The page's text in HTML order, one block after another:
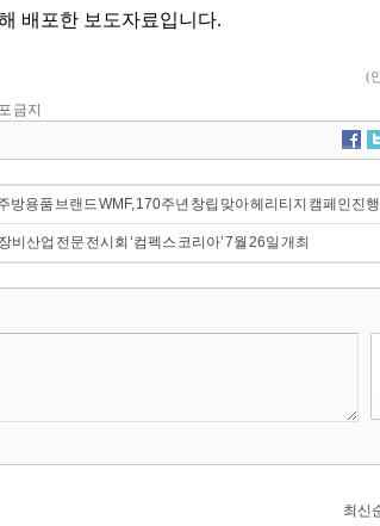
금지
용품 브랜드 WMF, 170주년 창립 맞아 헤리티지 캠페인 진행
산업 전문 전시회 ‘컴펙스 코리아’ 7월 26일 개최